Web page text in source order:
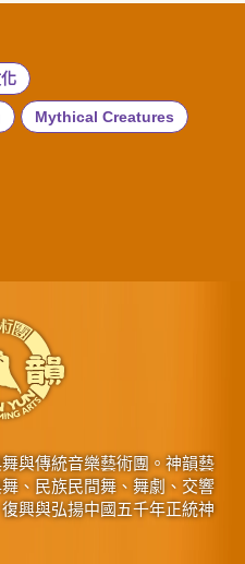
Mythical Creatures
與傳統音樂藝術團。神韻藝
、民族民間舞、舞劇、交響
興與弘揚中國五千年正統神